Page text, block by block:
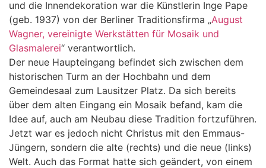
und die Innendekoration war die Künstlerin Inge Pape
(geb. 1937) von der Berliner Traditionsfirma „August
Wagner, vereinigte Werkstätten für Mosaik und
Glasmalerei“ verantwortlich.
Der neue Haupteingang befindet sich zwischen dem
historischen Turm an der Hochbahn und dem
Gemeindesaal zum Lausitzer Platz. Da sich bereits
über dem alten Eingang ein Mosaik befand, kam die
Idee auf, auch am Neubau diese Tradition fortzuführen.
Jetzt war es jedoch nicht Christus mit den Emmaus-
Jüngern, sondern die alte (rechts) und die neue (links)
Welt. Auch das Format hatte sich geändert, von einem